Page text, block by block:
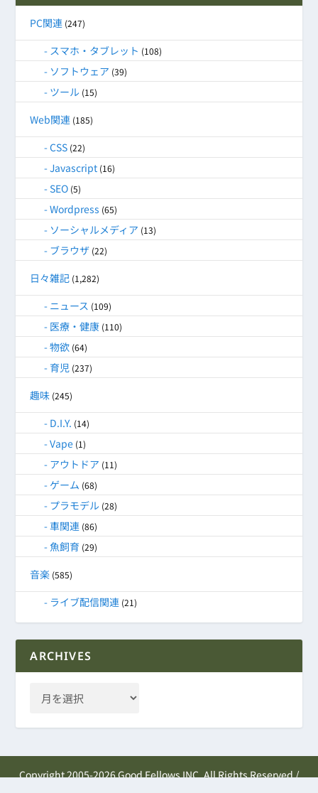
PC関連 (247)
スマホ・タブレット (108)
ソフトウェア (39)
ツール (15)
Web関連 (185)
CSS (22)
Javascript (16)
SEO (5)
Wordpress (65)
ソーシャルメディア (13)
ブラウザ (22)
日々雑記 (1,282)
ニュース (109)
医療・健康 (110)
物欲 (64)
育児 (237)
趣味 (245)
D.I.Y. (14)
Vape (1)
アウトドア (11)
ゲーム (68)
プラモデル (28)
車関連 (86)
魚飼育 (29)
音楽 (585)
ライブ配信関連 (21)
ARCHIVES
Copyright 2005-2026 Good Fellows INC. All Rights Reserved /